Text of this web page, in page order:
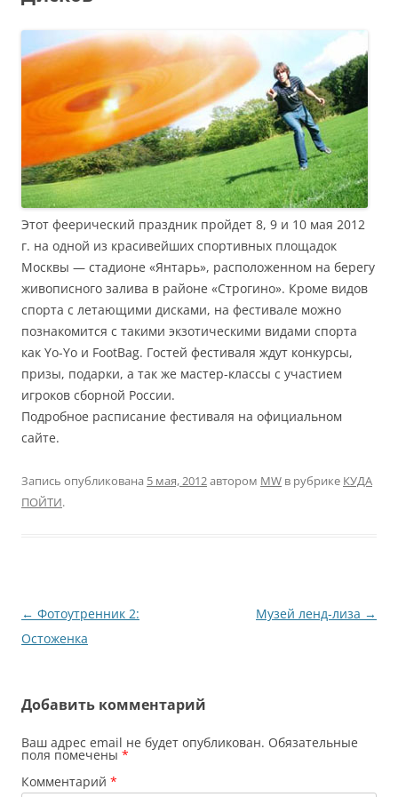
Этот феерический праздник пройдет 8, 9 и 10 мая 2012
г. на одной из красивейших спортивных площадок
Москвы — стадионе «Янтарь», расположенном на берегу
живописного залива в районе «Строгино». Кроме видов
спорта с летающими дисками, на фестивале можно
познакомится с такими экзотическими видами спорта
как Yo-Yo и FootBag. Гостей фестиваля ждут конкурсы,
призы, подарки, а так же мастер-классы с участием
игроков сборной России.
Подробное расписание фестиваля на официальном
сайте.
Запись опубликована 5 мая, 2012автором MW в рубрике КУДА
ПОЙТИ.
Навигация
по
← Фотоутренник 2:
Остоженка
Музей ленд-лиза →
Добавить комментарий
Ваш адрес email не будет опубликован. Обязательные
поля помечены *
Комментарий *